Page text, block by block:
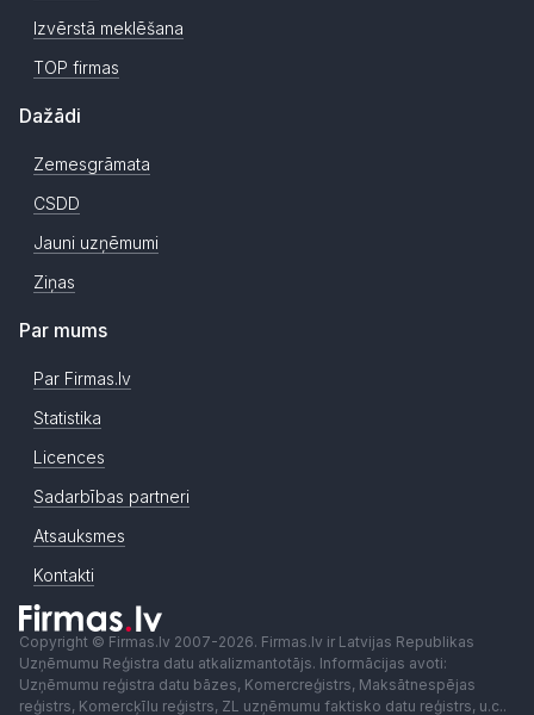
Izvērstā meklēšana
TOP firmas
Dažādi
Zemesgrāmata
CSDD
Jauni uzņēmumi
Ziņas
Par mums
Par Firmas.lv
Statistika
Licences
Sadarbības partneri
Atsauksmes
Kontakti
Copyright © Firmas.lv 2007-2026. Firmas.lv ir Latvijas Republikas
Uzņēmumu Reģistra datu atkalizmantotājs. Informācijas avoti:
Uzņēmumu reģistra datu bāzes, Komercreģistrs, Maksātnespējas
reģistrs, Komercķīlu reģistrs, ZL uzņēmumu faktisko datu reģistrs, u.c..